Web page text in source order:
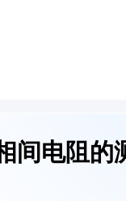
间电阻的